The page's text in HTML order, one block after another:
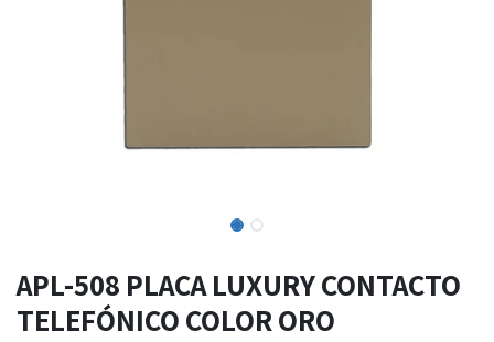
APL-508 PLACA LUXURY CONTACTO
TELEFÓNICO COLOR ORO